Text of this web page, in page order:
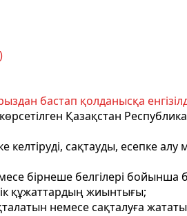
)
бастап қолданысқа
көрсетілген Қазақстан
сақтауды, есепке
бірнеше белгілері бойынша
құжаттардың жиынтығы;
немесе сақталуға